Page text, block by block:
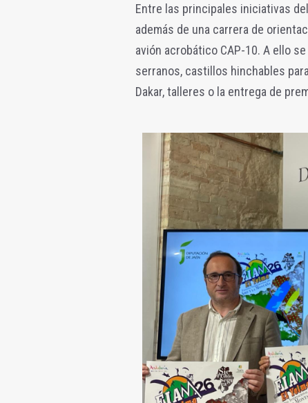
Entre las principales iniciativas
además de una carrera de
avión acrobático CAP-10. A ello
serranos, castillos hinchables
Dakar, talleres o la entrega de